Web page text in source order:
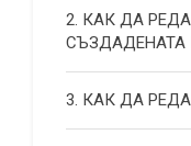
2. КАК ДА
СЪЗДАДЕНАТА
3. КАК ДА